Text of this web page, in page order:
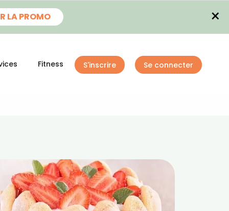
LA PROMO ×
Fitness S'inscrire Se connecter